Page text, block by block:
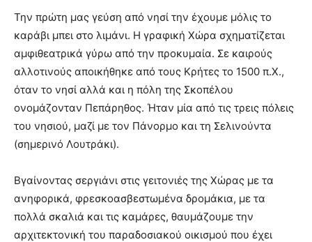
Την πρώτη μας γεύση από νησί την έχουμε μόλις το
καράβι μπει στο λιμάνι. Η γραφική Χώρα σχηματίζεται
αμφιθεατρικά γύρω από την προκυμαία. Σε καιρούς
αλλοτινούς αποικήθηκε από τους Κρήτες το 1500 π.Χ.,
όταν το νησί αλλά και η πόλη της Σκοπέλου
ονομάζονταν Πεπάρηθος. Ήταν μία από τις τρεις πόλεις
του νησιού, μαζί με τον Πάνορμο και τη Σελινούντα
(σημερινό Λουτράκι).
Βγαίνοντας σεργιάνι στις γειτονιές της Χώρας με τα
ανηφορικά, φρεσκοασβεστωμένα δρομάκια, με τα
πολλά σκαλιά και τις καμάρες, θαυμάζουμε την
αρχιτεκτονική του παραδοσιακού οικισμού που έχει